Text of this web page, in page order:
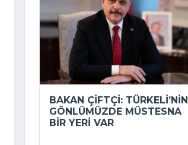
BAKAN ÇIFTÇI: TÜRKELI’NIN
GÖNLÜMÜZDE MÜSTESNA
BIR YERI VAR